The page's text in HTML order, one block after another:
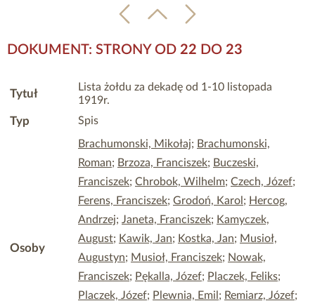
DOKUMENT: STRONY OD 22 DO 23
Tytuł
Lista żołdu za dekadę od 1-10 listopada
1919r.
Typ Spis
Osoby
Brachumonski, Mikołaj; Brachumonski,
Roman; Brzoza, Franciszek; Buczeski,
Franciszek; Chrobok, Wilhelm; Czech, Józef;
Ferens, Franciszek; Grodoń, Karol ; Hercog,
Andrzej; Janeta, Franciszek; Kamyczek,
August; Kawik, Jan; Kostka, Jan; Musioł,
Augustyn; Musioł, Franciszek; Nowak,
Franciszek; Pękalla, Józef; Placzek, Feliks;
Placzek, Józef; Plewnia, Emil ; Remiarz, Józef;